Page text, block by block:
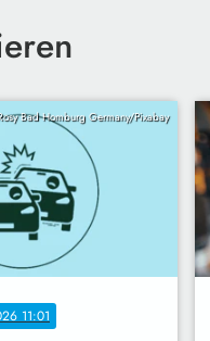
Bad Homburg Germany/Pixabay
11:01